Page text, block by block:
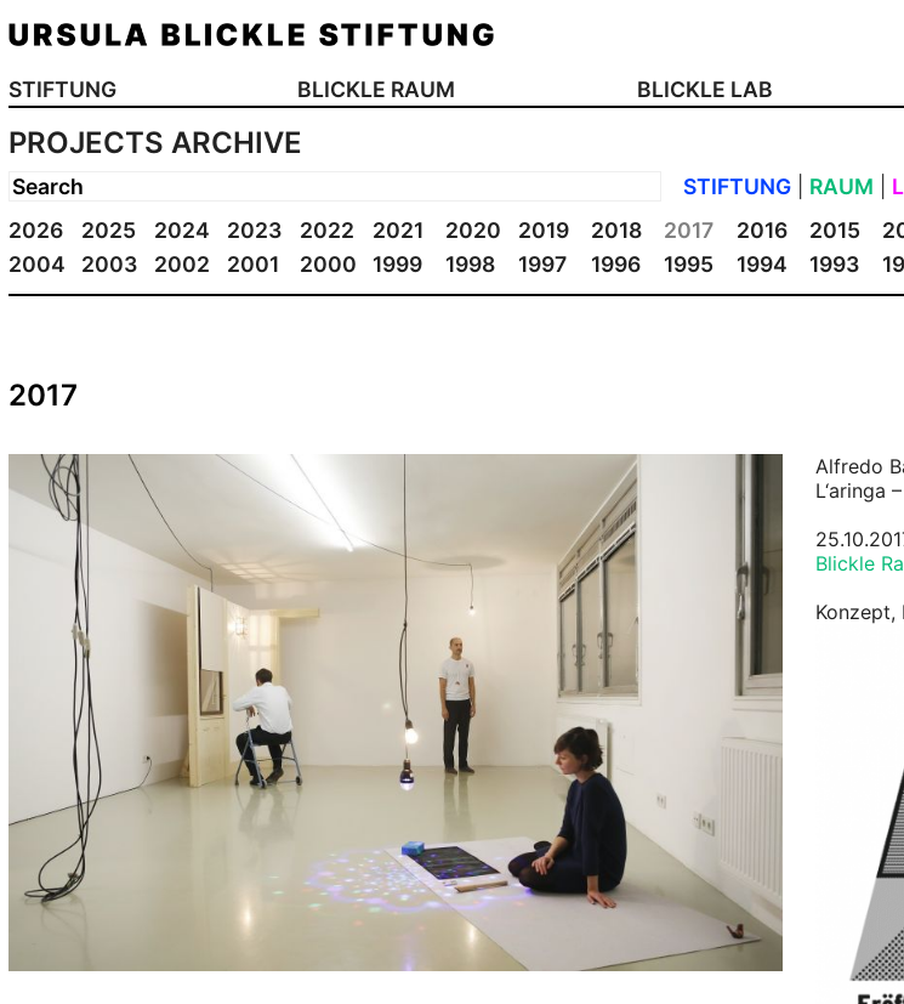
STIFTUNG BLICKLE RAUM BLICKLE LAB
PROJECTS ARCHIVE
STIFTUNG RAUM
2026
2025 2024 2023 2022 2021 2020 2019 2018 2017 2016 2015
2004
2003 2002 2001 2000 1999 1998 1997 1996 1995 1994 1993
2017
Alfredo
L‘aringa
Blickle
Konzept,